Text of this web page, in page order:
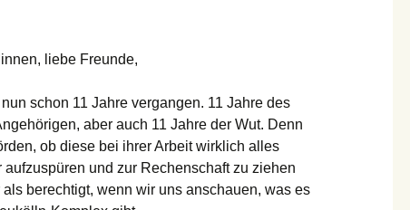
liebe Freunde,
schon 11 Jahre vergangen. 11 Jahre des
aber auch 11 Jahre der Wut. Denn
ob diese bei ihrer Arbeit wirklich alles
und zur Rechenschaft zu ziehen
berechtigt, wenn wir uns anschauen, was es